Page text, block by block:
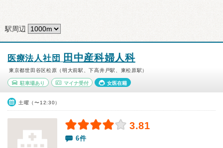
駅周辺
医療法人社団 田中産科婦人科
東京都世田谷区松原（明大前駅、下高井戸駅、東松原駅）
駐車場あり マイナ受付 女医在籍
土曜（〜12:30）
3.81
6件